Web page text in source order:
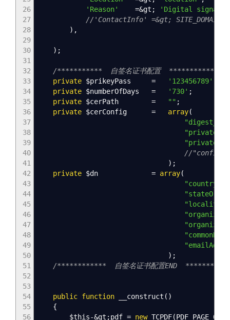
26
27
28
29
30
31
32
33
34
35
36
37
38
39
40
41
42
43
44
45
46
47
48
49
50
51
52
53
54
55
56
'Reason'
=&gt ;
'Digital
//'ContactInfo' =&gt; SITE_DOMAIN,
) ,
) ;
/*********** 自签名证书配置
private $prikeyPass = '123456789'
private $numberOfDays = '730' ;
private $cerPath = "" ;
private $cerConfig = array(
//
) ;
private $dn = array(
) ;
/************ 自签名证书配置END
public function __construct ( )
{
$this-&gt ;pdf = newTCPDF(